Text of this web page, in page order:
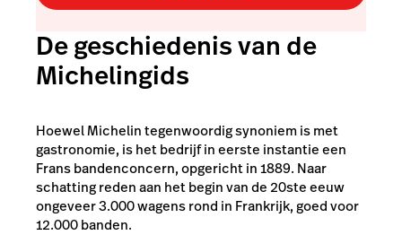
De geschiedenis van de
Michelingids
Hoewel Michelin tegenwoordig synoniem is met
gastronomie, is het bedrijf in eerste instantie een
Frans bandenconcern, opgericht in 1889. Naar
schatting reden aan het begin van de 20ste eeuw
ongeveer 3.000 wagens rond in Frankrijk, goed voor
12.000 banden.